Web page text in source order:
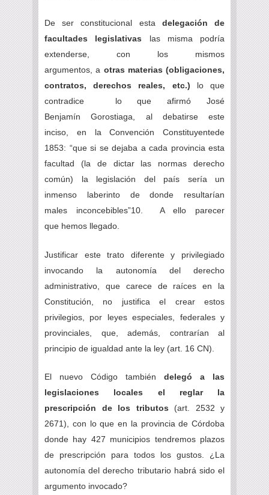
De ser constitucional esta delegación de
facultades legislativas las misma podría
extenderse, con los mismos
argumentos, a otras materias (obligaciones,
contratos, derechos reales, etc.) lo que
contradice lo que afirmó José
Benjamín Gorostiaga, al debatirse este
inciso, en la Convención Constituyentede
1853: “que si se dejaba a cada provincia esta
facultad (la de dictar las normas derecho
común) la legislación del país sería un
inmenso laberinto de donde resultarían
males inconcebibles”10. A ello parecer
que hemos llegado.
Justificar este trato diferente y privilegiado
invocando la autonomía del derecho
administrativo, que carece de raíces en la
Constitución, no justifica el crear estos
privilegios, por leyes especiales, federales y
provinciales, que, además, contrarían al
principio de igualdad ante la ley (art. 16 CN).
El nuevo Código también delegó a las
legislaciones locales el reglar la
prescripción de los tributos (art. 2532 y
2671), con lo que en la provincia de Córdoba
donde hay 427 municipios tendremos plazos
de prescripción para todos los gustos. ¿La
autonomía del derecho tributario habrá sido el
argumento invocado?